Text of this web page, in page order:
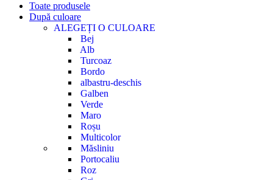
Toate produsele
După culoare
ALEGEȚI O CULOARE
Bej
Alb
Turcoaz
Bordo
albastru-deschis
Galben
Verde
Maro
Roșu
Multicolor
Măsliniu
Portocaliu
Roz